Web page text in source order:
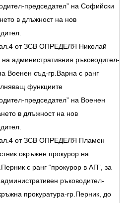
председател” на Софийски
в длъжност на нов
от ЗСВ ОПРЕДЕЛЯ Николай
административния ръководител-
Военен съд-гр.Варна с ранг
функциите
председател” на Военен
в длъжност на нов
от ЗСВ ОПРЕДЕЛЯ Пламен
окръжен прокурор на
с ранг “прокурор в АП”, за
ръководител-
прокуратура-гр.Перник, до